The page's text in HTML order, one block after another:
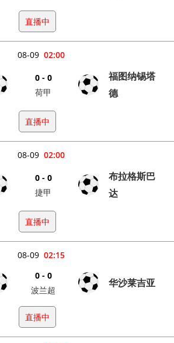
直播中
02:00
08-09
0 - 0
荷甲
福图纳锡塔
德
直播中
02:00
08-09
0 - 0
捷甲
布拉格斯巴
达
直播中
02:15
08-09
0 - 0
波兰超
华沙莱吉亚
直播中